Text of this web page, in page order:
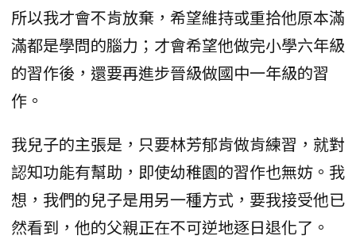
所以我才會不肯放棄，希望維持或重拾他原本滿
滿都是學問的腦力；才會希望他做完小學六年級
的習作後，還要再進步晉級做國中一年級的習
作。
我兒子的主張是，只要林芳郁肯做肯練習，就對
認知功能有幫助，即使幼稚園的習作也無妨。我
想，我們的兒子是用另一種方式，要我接受他已
然看到，他的父親正在不可逆地逐日退化了。